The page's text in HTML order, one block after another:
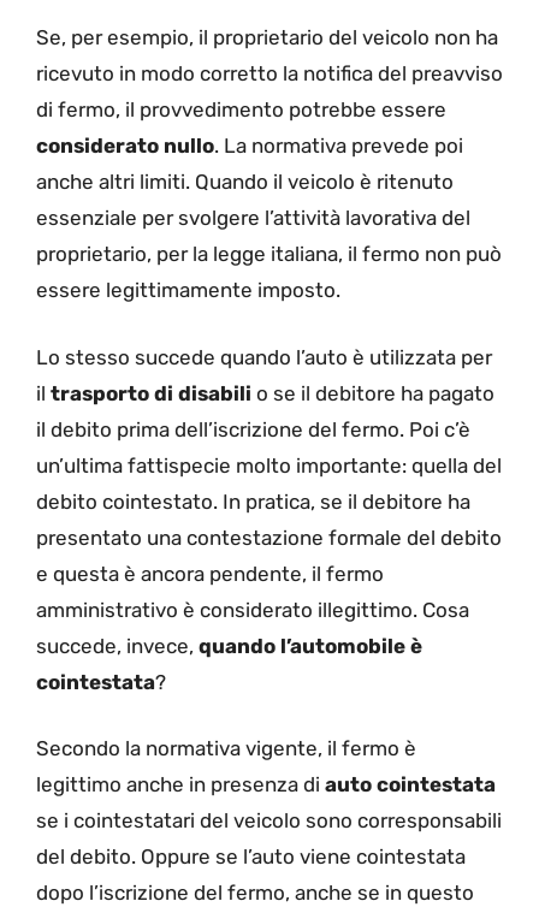
Se, per esempio, il proprietario del veicolo non ha
ricevuto in modo corretto la notifica del preavviso
di fermo, il provvedimento potrebbe essere
considerato nullo. La normativa prevede poi
anche altri limiti. Quando il veicolo è ritenuto
essenziale per svolgere l’attività lavorativa del
proprietario, per la legge italiana, il fermo non può
essere legittimamente imposto.
Lo stesso succede quando l’auto è utilizzata per
il trasporto di disabili o se il debitore ha pagato
il debito prima dell’iscrizione del fermo. Poi c’è
un’ultima fattispecie molto importante: quella del
debito cointestato. In pratica, se il debitore ha
presentato una contestazione formale del debito
e questa è ancora pendente, il fermo
amministrativo è considerato illegittimo. Cosa
succede, invece, quando l’automobile è
cointestata?
Secondo la normativa vigente, il fermo è
legittimo anche in presenza di auto cointestata
se i cointestatari del veicolo sono corresponsabili
del debito. Oppure se l’auto viene cointestata
dopo l’iscrizione del fermo, anche se in questo